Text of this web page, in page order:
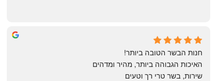
Annael Annael
8 months ago
חנות הבשר הטובה ביותר!
האיכות הגבוהה ביותר, מהיר ומדהים
שירות, בשר טרי רך וטעים